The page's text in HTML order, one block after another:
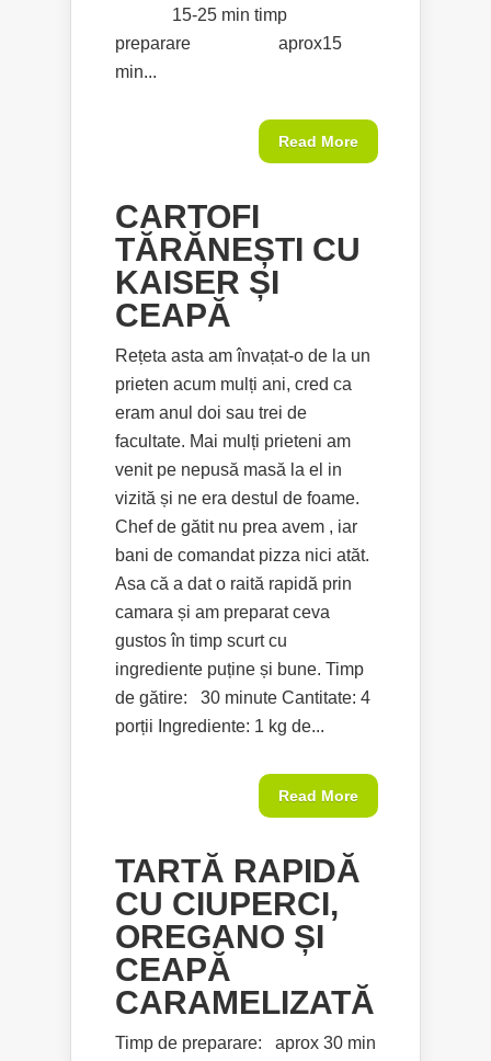
15-25 min timp
preparare aprox15
min...
Read More
CARTOFI
TĂRĂNEȘTI CU
KAISER ȘI
CEAPĂ
Rețeta asta am învațat-o de la un
prieten acum mulți ani, cred ca
eram anul doi sau trei de
facultate. Mai mulți prieteni am
venit pe nepusă masă la el in
vizită și ne era destul de foame.
Chef de gătit nu prea avem , iar
bani de comandat pizza nici atăt.
Asa că a dat o raită rapidă prin
camara și am preparat ceva
gustos în timp scurt cu
ingrediente puține și bune. Timp
de gătire: 30 minute Cantitate: 4
porții Ingrediente: 1 kg de...
Read More
TARTĂ RAPIDĂ
CU CIUPERCI,
OREGANO ȘI
CEAPĂ
CARAMELIZATĂ
Timp de preparare: aprox 30 min